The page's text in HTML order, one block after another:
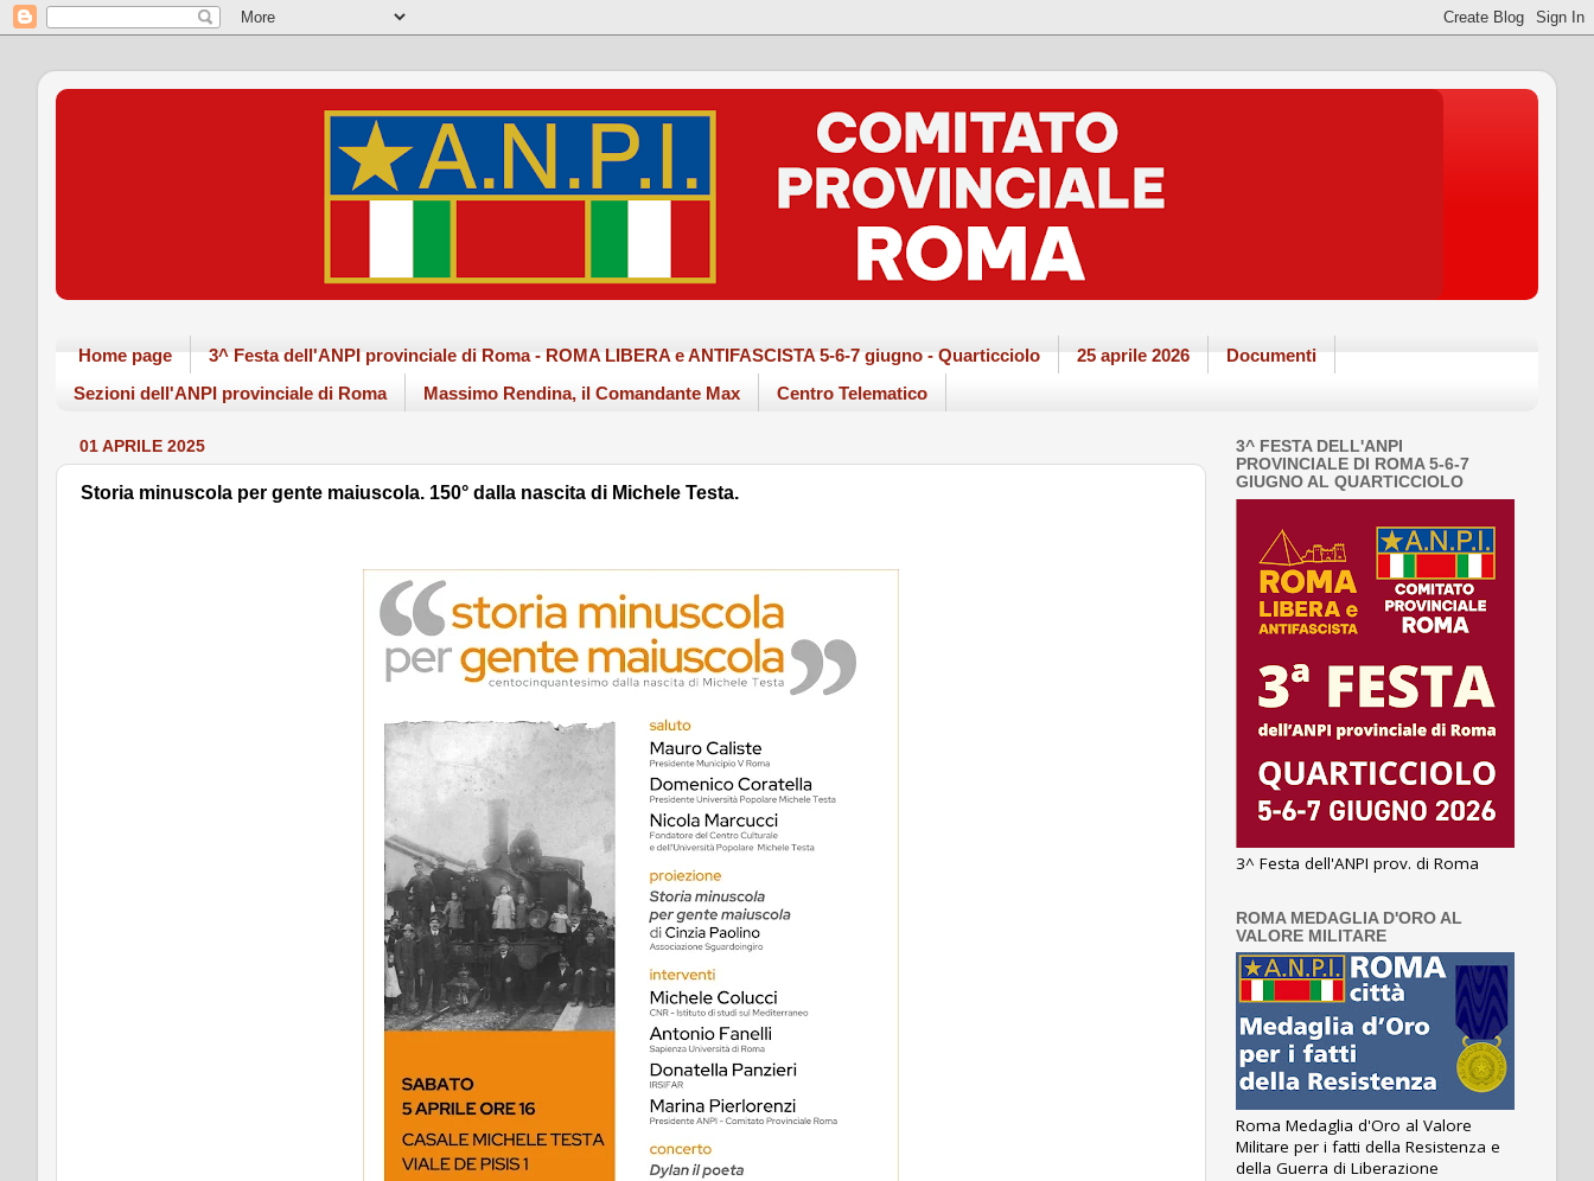
Home page 3^ Festa dell'ANPI provinciale di Roma - ROMA LIBERA e ANTIFASCISTA 5-6-7 giugno - Quarticciolo 25 aprile 2026
Documenti
Sezioni dell'ANPI provinciale di Roma
Massimo Rendina, il Comandante Max Centro Telematico
01 APRILE 2025
Storia minuscola per gente maiuscola. 150° dalla nascita di Michele Testa.
3^ FESTA DELL'ANPI
PROVINCIALE DI ROMA 5-6-7
GIUGNO AL QUARTICCIOLO
3^ Festa dell'ANPI prov. di Roma
ROMA MEDAGLIA D'ORO AL
VALORE MILITARE
Roma Medaglia d'Oro al Valore
Militare per i fatti della Resistenza e
della Guerra di Liberazione